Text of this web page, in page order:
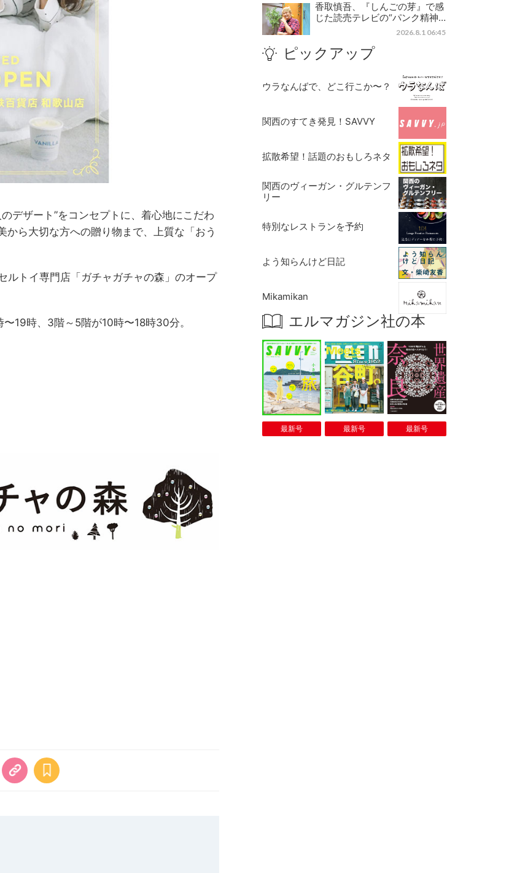
デザート”をコンセプトに、着心地にこだわ
ら大切な方への贈り物まで、上質な「おう
ルトイ専門店「ガチャガチャの森」のオープ
19時、3階～5階が10時〜18時30分。
香取慎吾、『しんごの芽』で感
じた読売テレビの“パンク精神…
2026.8.1 06:45
ピックアップ
ウラなんばで、どこ行こか〜？
関西のすてき発見！SAVVY
拡散希望！話題のおもしろネタ
関西のヴィーガン・グルテンフ
リー
特別なレストランを予約
よう知らんけど日記
Mikamikan
エルマガジン社の本
最新号 最新号 最新号